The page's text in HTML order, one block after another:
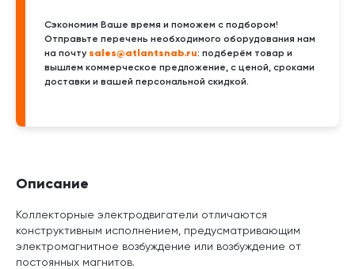
Сэкономим Ваше время и поможем с подбором!
Отправьте перечень необходимого оборудования нам
на почту sales@atlantsnab.ru: подберём товар и
вышлем коммерческое предложение, с ценой, сроками
доставки и вашей персональной скидкой.
Описание
Коллекторные электродвигатели отличаются
конструктивным исполнением, предусматривающим
электромагнитное возбуждение или возбуждение от
постоянных магнитов.